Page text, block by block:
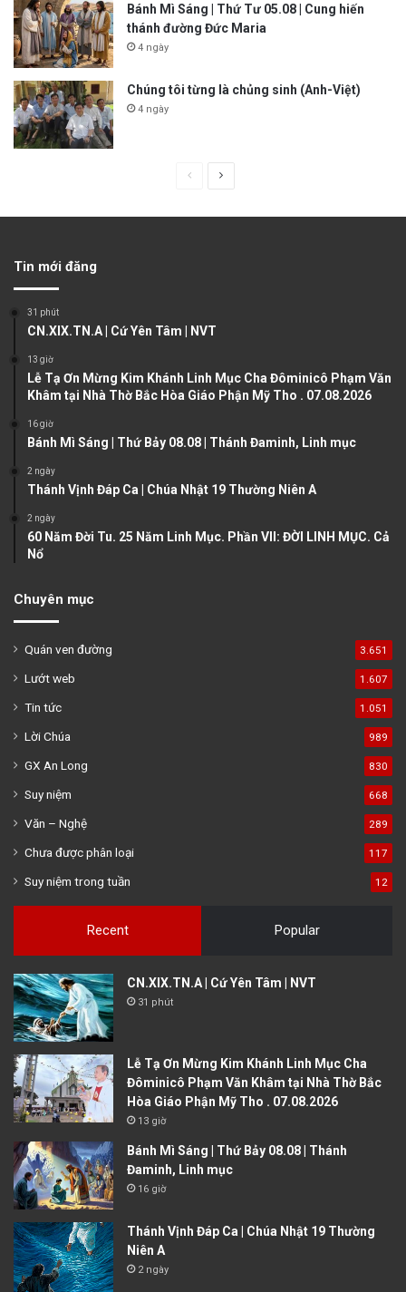
Bánh Mì Sáng | Thứ Tư 05.08 | Cung hiến
thánh đường Đức Maria
4 ngày
Chúng tôi từng là chủng sinh (Anh-Việt)
4 ngày
u
p
a
Tin mới đăng
31 phút
CN.XIX.TN.A | Cứ Yên Tâm | NVT
13 giờ
Lễ Tạ Ơn Mừng Kim Khánh Linh Mục Cha Đôminicô Phạm Văn
Khâm tại Nhà Thờ Bắc Hòa Giáo Phận Mỹ Tho . 07.08.2026
16 giờ
Bánh Mì Sáng | Thứ Bảy 08.08 | Thánh Đaminh, Linh mục
2 ngày
Thánh Vịnh Đáp Ca | Chúa Nhật 19 Thường Niên A
2 ngày
60 Năm Đời Tu. 25 Năm Linh Mục. Phần VII: ĐỜI LINH MỤC. Cả
Nổ
Chuyên mục
Quán ven đường 3.651
Lướt web 1.607
Tin tức 1.051
Lời Chúa 989
GX An Long 830
Suy niệm 668
Văn – Nghệ 289
Chưa được phân loại 117
Suy niệm trong tuần 12
Recent Popular
CN.XIX.TN.A | Cứ Yên Tâm | NVT
31 phút
Lễ Tạ Ơn Mừng Kim Khánh Linh Mục Cha
Đôminicô Phạm Văn Khâm tại Nhà Thờ Bắc
Hòa Giáo Phận Mỹ Tho . 07.08.2026
13 giờ
Bánh Mì Sáng | Thứ Bảy 08.08 | Thánh
Đaminh, Linh mục
16 giờ
Thánh Vịnh Đáp Ca | Chúa Nhật 19 Thường
Niên A
2 ngày